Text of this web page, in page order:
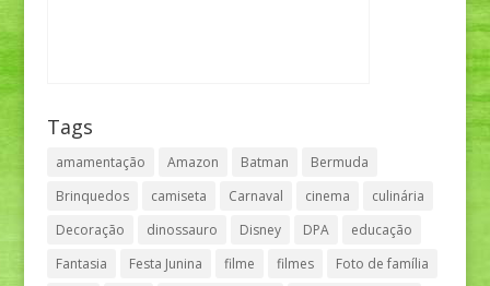
Tags
amamentação Amazon Batman
Bermuda
Brinquedos
camiseta Carnaval cinema
culinária
Decoração
dinossauro Disney DPA
educação
Fantasia
Festa Junina filme filmes
Foto de família